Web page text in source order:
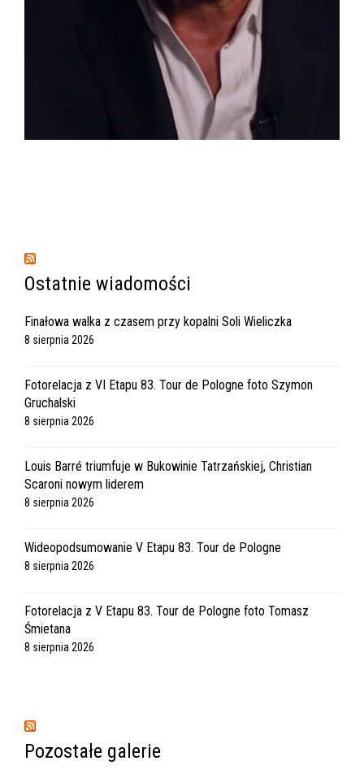
Ostatnie wiadomości
Finałowa walka z czasem przy kopalni Soli Wieliczka
8 sierpnia 2026
Fotorelacja z VI Etapu 83. Tour de Pologne foto Szymon
Gruchalski
8 sierpnia 2026
Louis Barré triumfuje w Bukowinie Tatrzańskiej, Christian
Scaroni nowym liderem
8 sierpnia 2026
Wideopodsumowanie V Etapu 83. Tour de Pologne
8 sierpnia 2026
Fotorelacja z V Etapu 83. Tour de Pologne foto Tomasz
Śmietana
8 sierpnia 2026
Pozostałe galerie